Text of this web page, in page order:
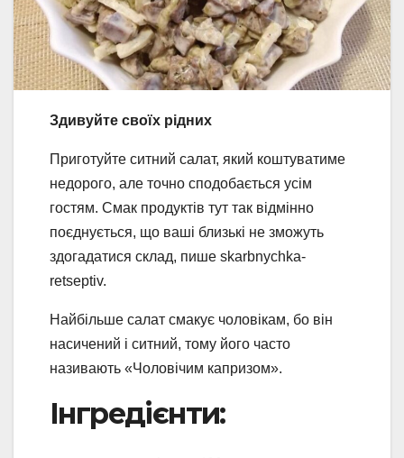
Здивуйте своїх рідних
Приготуйте ситний салат, який коштуватиме
недорого, але точно сподобається усім
гостям. Смак продуктів тут так відмінно
поєднується, що ваші близькі не зможуть
здогадатися склад, пише skarbnychka-
retseptiv.
Найбільше салат смакує чоловікам, бо він
насичений і ситний, тому його часто
називають «Чоловічим капризом».
Інгредієнти: